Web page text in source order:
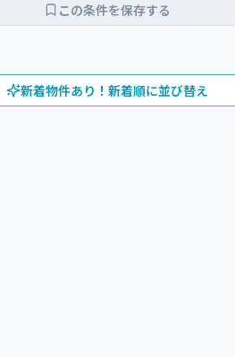
この条件を保存する
新着物件あり！新着順に並び替え